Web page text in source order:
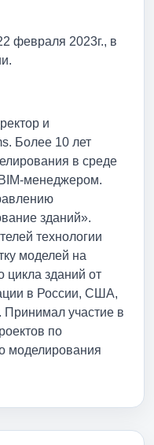
февраля 2023г., в
и
Более 10 лет
в среде
менеджером.
зданий».
технологии
моделей на
цикла зданий от
в России, США,
Принимал участие в
по
моделирования